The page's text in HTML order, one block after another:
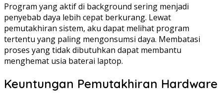
Program yang aktif di background sering menjadi
penyebab daya lebih cepat berkurang. Lewat
pemutakhiran sistem, aku dapat melihat program
tertentu yang paling mengonsumsi daya. Membatasi
proses yang tidak dibutuhkan dapat membantu
menghemat usia baterai laptop.
Keuntungan Pemutakhiran Hardware